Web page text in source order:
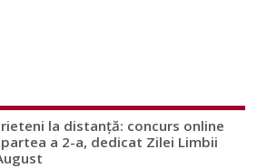
la distanță: concurs online
a 2-a, dedicat Zilei Limbii